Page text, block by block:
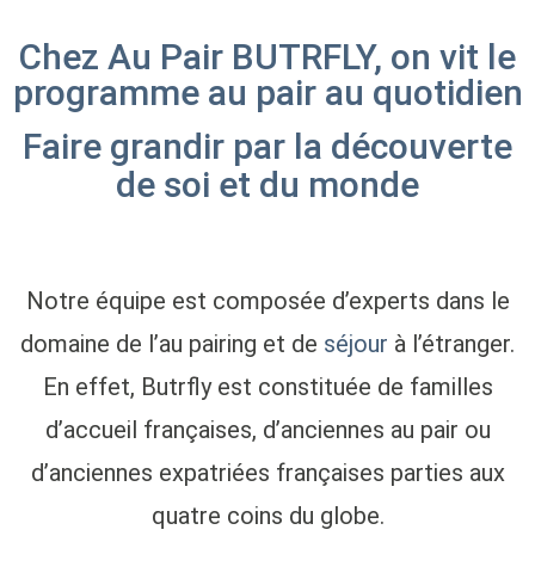
Chez Au Pair BUTRFLY, on vit le
programme au pair au quotidien
Faire grandir par la découverte
de soi et du monde
Notre équipe est composée d’experts dans le
domaine de l’au pairing et de séjour à l’étranger.
En effet, Butrfly est constituée de familles
d’accueil françaises, d’anciennes au pair ou
d’anciennes expatriées françaises parties aux
quatre coins du globe.